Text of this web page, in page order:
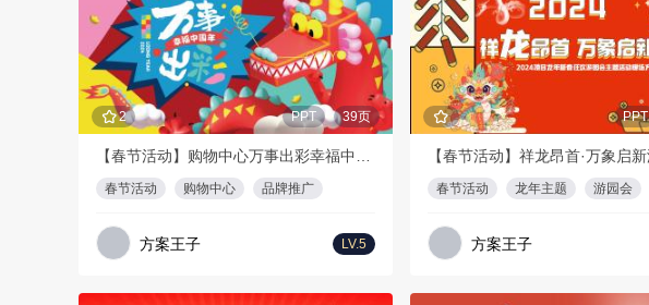
2 PPT 39页
【春节活动】购物中心万事出彩幸福中国年营销活动方案
春节活动 购物中心 品牌推广
方案王子 LV.5
PPT
春节活动 龙年主题 游园会
方案王子